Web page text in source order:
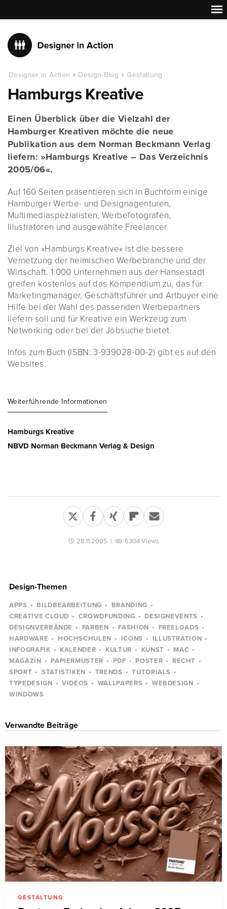
Designer in Action Design-Blog Gestaltung
Hamburgs Kreative
Einen Überblick über die Vielzahl der
Hamburger Kreativen möchte die neue
Publikation aus dem Norman Beckmann Verlag
liefern: »Hamburgs Kreative – Das Verzeichnis
2005/06«.
Auf 160 Seiten präsentieren sich in Buchform einige
Hamburger Werbe- und Designagenturen,
Multimediaspezialisten, Werbefotografen,
Illustratoren und ausgewählte Freelancer.
Ziel von »Hamburgs Kreative« ist die bessere
Vernetzung der heimischen Werbebranche und der
Wirtschaft. 1.000 Unternehmen aus der Hansestadt
greifen kostenlos auf das Kompendium zu, das für
Marketingmanager, Geschäftsführer und Artbuyer eine
Hilfe bei der Wahl des passenden Werbepartners
liefern soll und für Kreative ein Werkzeug zum
Networking oder bei der Jobsuche bietet.
Infos zum Buch (ISBN: 3-939028-00-2) gibt es auf den
Websites.
Weiterführende Informationen
Hamburgs Kreative
NBVD Norman Beckmann Verlag & Design
28.11.2005 | 6304 Views
Design-Themen
APPS BILDBEARBEITUNG
BRANDING
CREATIVE CLOUD
CROWDFUNDING
DESIGNEVENTS
DESIGNVERBÄNDE
FARBEN FASHION
FREELOADS
HARDWARE
HOCHSCHULEN ICONS
ILLUSTRATION
INFOGRAFIK
KALENDER KULTUR KUNST
MAC
MAGAZIN
PAPIERMUSTER PDF POSTER
RECHT
SPORT
STATISTIKEN TRENDS
TUTORIALS
TYPEDESIGN
VIDEOS WALLPAPERS
WEBDESIGN
WINDOWS
Verwandte Beiträge
GESTALTUNG